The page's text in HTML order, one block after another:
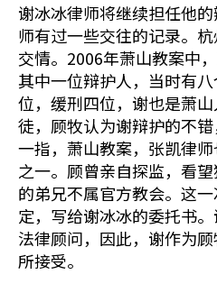
谢冰冰律师将继续担任他
师有过一些交往的记录。
交情。2006年萧山教案中
其中一位辩护人，当时有
位，缓刑四位，谢也是萧
徒，顾牧认为谢辩护的不
一指，萧山教案，张凯律
之一。顾曾亲自探监，看
的弟兄不属官方教会。这
定，写给谢冰冰的委托书
法律顾问，因此，谢作为
所接受。